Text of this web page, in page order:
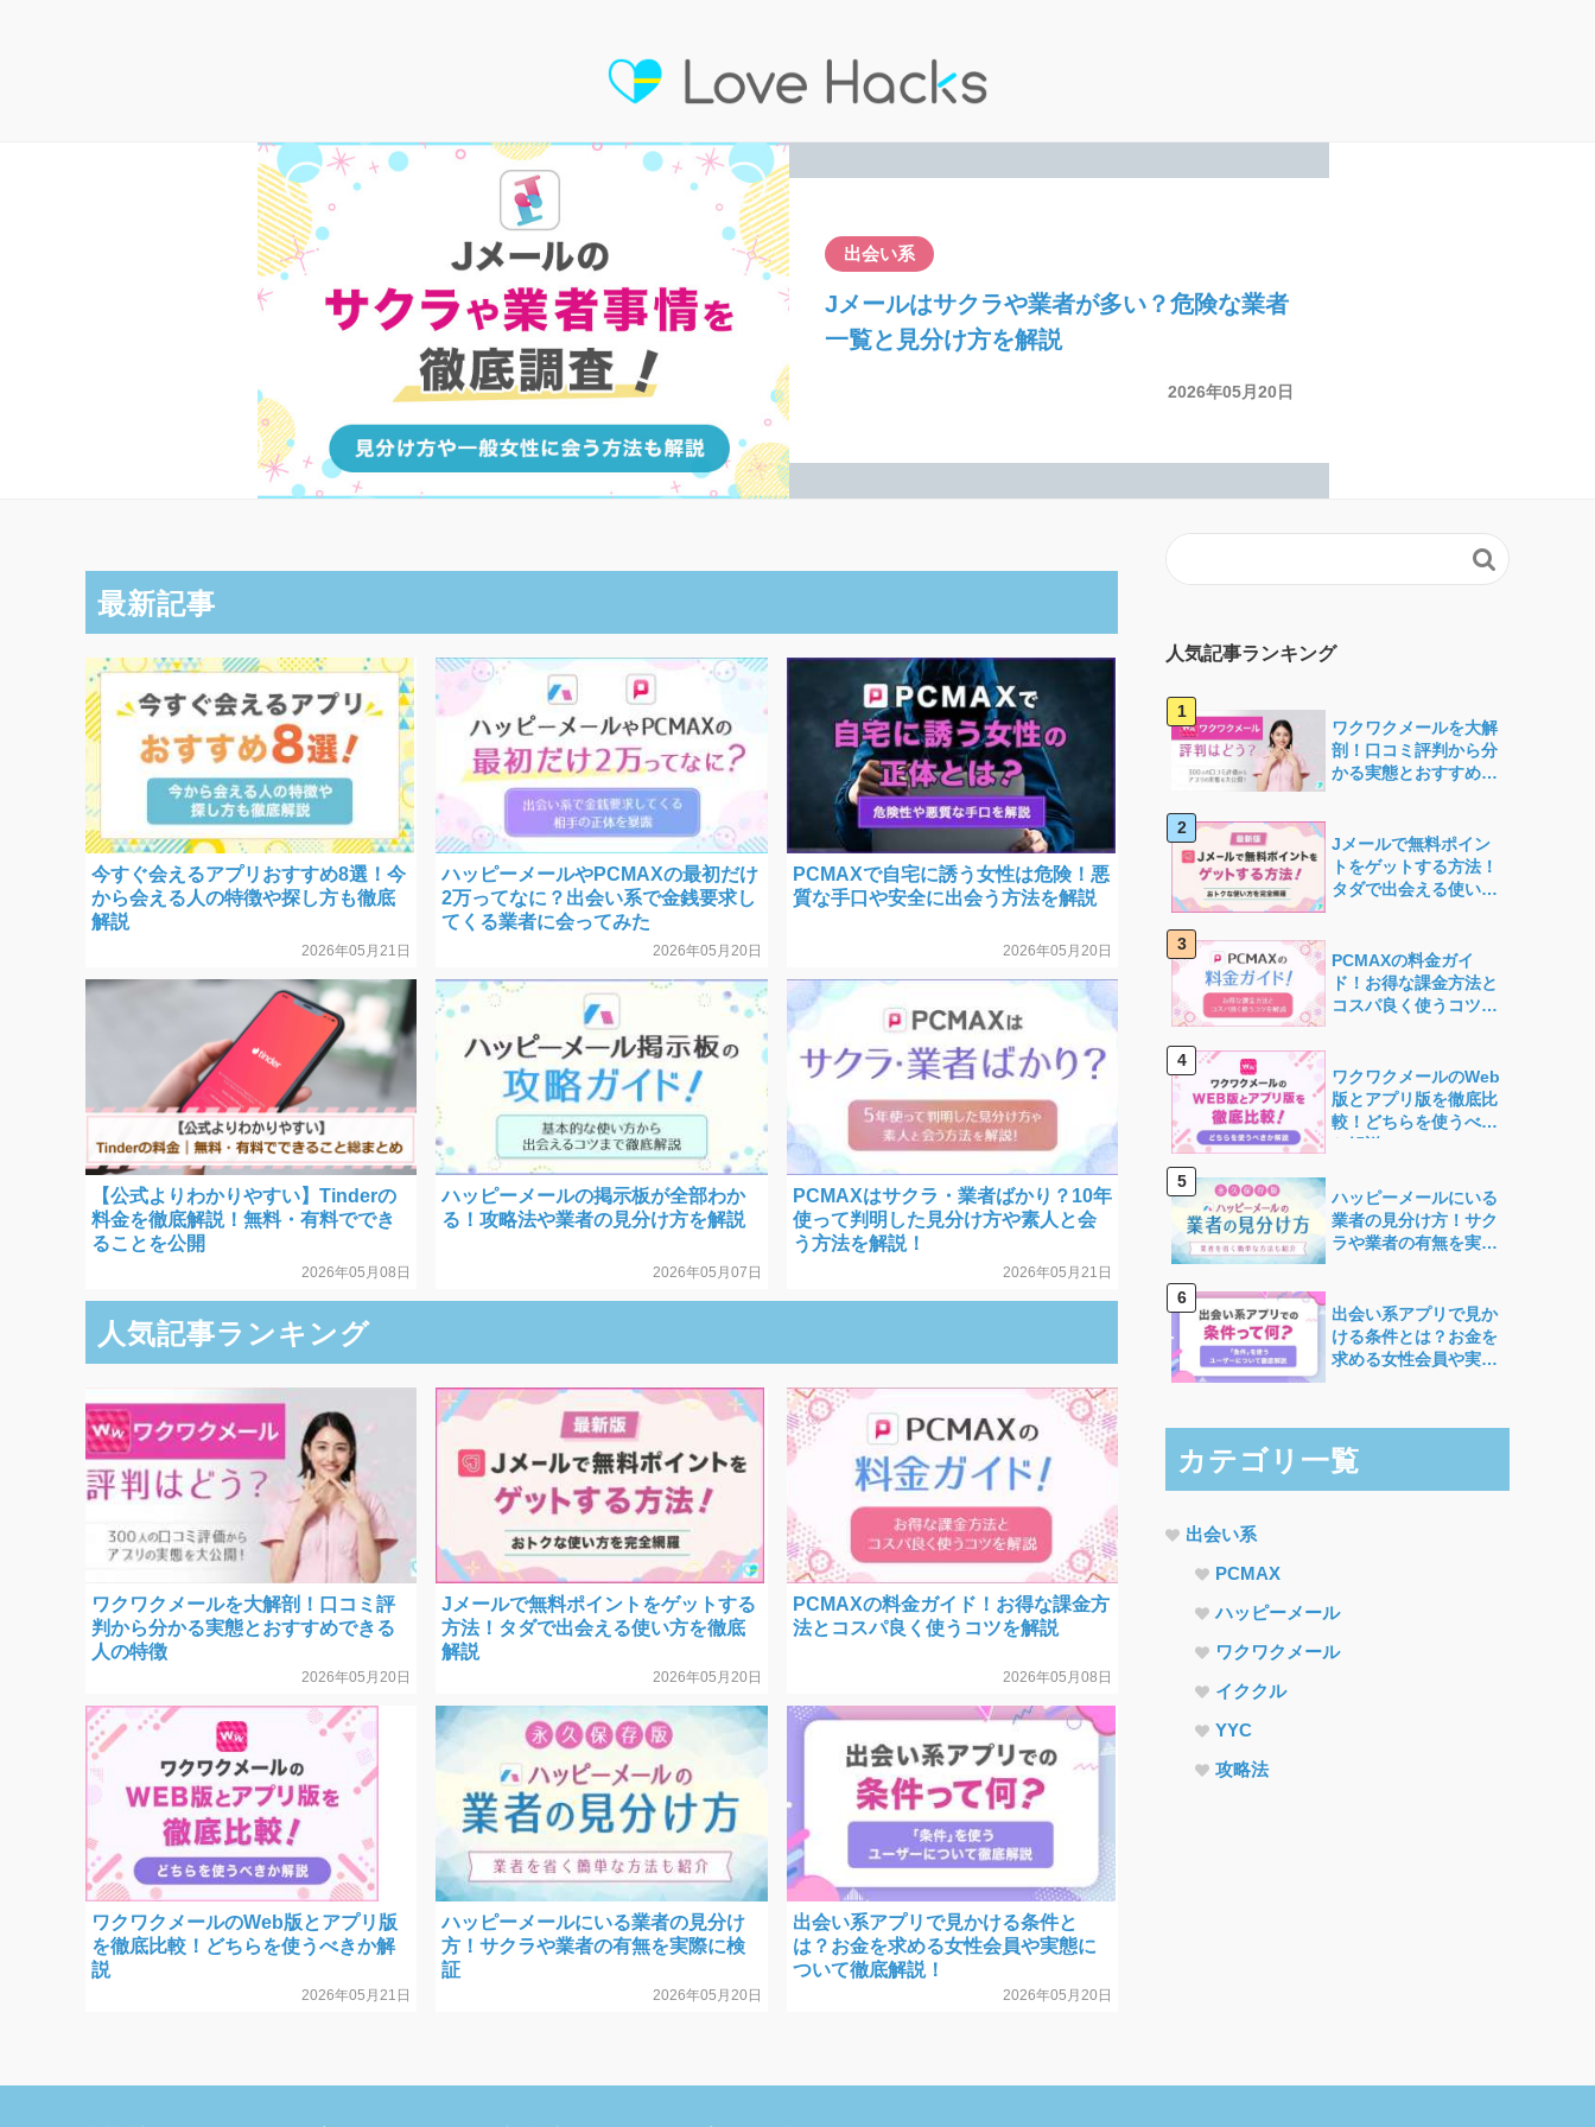
出会い系
Jメールはサクラや業者が多い？危険な業者
一覧と見分け方を解説
2026年05月20日
最新記事
今すぐ会えるアプリおすすめ8選！今
から会える人の特徴や探し方も徹底
解説
2026年05月21日
ハッピーメールやPCMAXの最初だけ
2万ってなに？出会い系で金銭要求し
てくる業者に会ってみた
2026年05月20日
PCMAXで自宅に誘う女性は危険！悪
質な手口や安全に出会う方法を解説
2026年05月20日
【公式よりわかりやすい】Tinderの
料金を徹底解説！無料・有料ででき
ることを公開
2026年05月08日
ハッピーメールの掲示板が全部わか
る！攻略法や業者の見分け方を解説
2026年05月07日
PCMAXはサクラ・業者ばかり？10年
使って判明した見分け方や素人と会
う方法を解説！
2026年05月21日
人気記事ランキング
ワクワクメールを大解剖！口コミ評
判から分かる実態とおすすめできる
人の特徴
2026年05月20日
Jメールで無料ポイントをゲットする
方法！タダで出会える使い方を徹底
解説
2026年05月20日
PCMAXの料金ガイド！お得な課金方
法とコスパ良く使うコツを解説
2026年05月08日
ワクワクメールのWeb版とアプリ版
を徹底比較！どちらを使うべきか解
説
2026年05月21日
ハッピーメールにいる業者の見分け
方！サクラや業者の有無を実際に検
証
2026年05月20日
出会い系アプリで見かける条件と
は？お金を求める女性会員や実態に
ついて徹底解説！
2026年05月20日

人気記事ランキング
ワクワクメールを大解
剖！口コミ評判から分
かる実態とおすすめで
Jメールで無料ポイン
トをゲットする方法！
タダで出会える使い方
PCMAXの料金ガイ
ド！お得な課金方法と
コスパ良く使うコツを
ワクワクメールのWeb
版とアプリ版を徹底比
較！どちらを使うべき
か解説
ハッピーメールにいる
業者の見分け方！サク
ラや業者の有無を実際
出会い系アプリで見か
ける条件とは？お金を
求める女性会員や実態
カテゴリ一覧
出会い系
PCMAX
ハッピーメール
ワクワクメール
イククル
YYC
攻略法